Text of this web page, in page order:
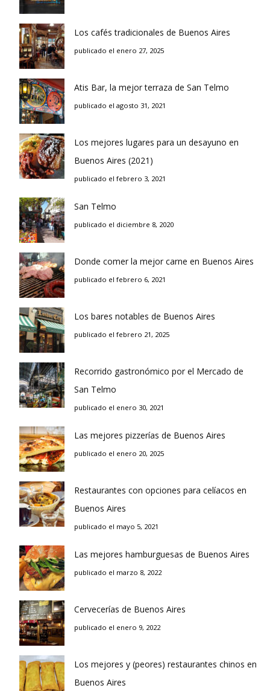
Los cafés tradicionales de Buenos Aires
publicado el enero 27, 2025
Atis Bar, la mejor terraza de San Telmo
publicado el agosto 31, 2021
Los mejores lugares para un desayuno en
Buenos Aires (2021)
publicado el febrero 3, 2021
San Telmo
publicado el diciembre 8, 2020
Donde comer la mejor carne en Buenos Aires
publicado el febrero 6, 2021
Los bares notables de Buenos Aires
publicado el febrero 21, 2025
Recorrido gastronómico por el Mercado de
San Telmo
publicado el enero 30, 2021
Las mejores pizzerías de Buenos Aires
publicado el enero 20, 2025
Restaurantes con opciones para celíacos en
Buenos Aires
publicado el mayo 5, 2021
Las mejores hamburguesas de Buenos Aires
publicado el marzo 8, 2022
Cervecerías de Buenos Aires
publicado el enero 9, 2022
Los mejores y (peores) restaurantes chinos en
Buenos Aires